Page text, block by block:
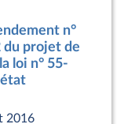
n°
du projet de
loi n° 55-
2016